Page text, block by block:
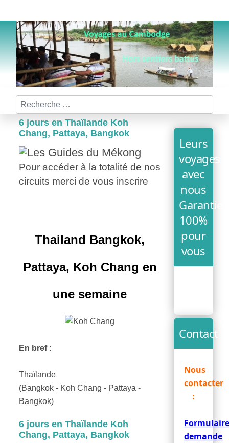
Rechercher
6 jours en Thaïlande Koh
Chang, Pattaya, Bangkok
Pour accéder à la totalité de nos
circuits merci de vous inscrire
Thailand Bangkok,
Pattaya, Koh Chang en
une semaine
En bref :
Thaïlande
(Bangkok - Koh Chang - Pattaya -
Bangkok)
6 jours en Thaïlande Koh
Chang, Pattaya, Bangkok
Leurs
voyages
avec
nous
Garantie
100%
pour
vous
Contact
Nous
contacter
:
demande